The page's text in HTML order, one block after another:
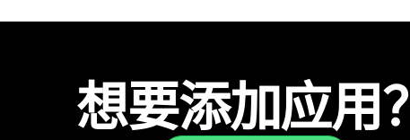
想要添加应用？